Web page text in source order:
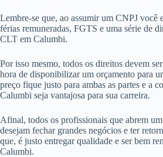
Lembre-se que, ao assumir um CNPJ você
férias remuneradas, FGTS e uma série de
CLT em Calumbi.
Por isso mesmo, todos os direitos devem
hora de disponibilizar um orçamento para
preço fique justo para ambas as partes e a
Calumbi seja vantajosa para sua carreira.
Afinal, todos os profissionais que abrem
desejam fechar grandes negócios e ter
que, é justo entregar qualidade e ser bem
Calumbi.